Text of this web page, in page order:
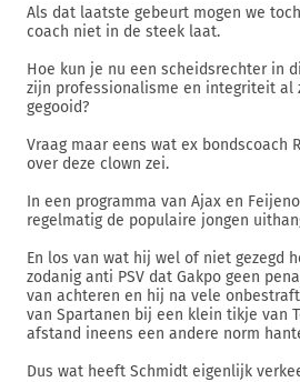
Als dat laatste gebeurt mogen we
coach niet in de steek laat.
Hoe kun je nu een scheidsrechter in
zijn professionalisme en integriteit al
gegooid?
Vraag maar eens wat ex bondscoach
over deze clown zei.
In een programma van Ajax en
regelmatig de populaire jongen
En los van wat hij wel of niet gezegd
zodanig anti PSV dat Gakpo geen
van achteren en hij na vele
van Spartanen bij een klein tikje van
afstand ineens een andere norm
Dus wat heeft Schmidt eigenlijk